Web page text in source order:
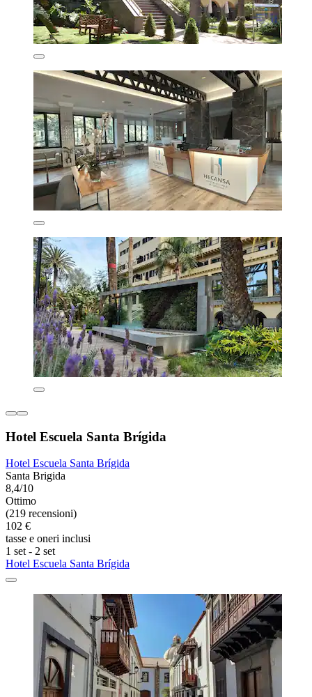
Hotel Escuela Santa Brígida
Hotel Escuela Santa Brígida
Santa Brigida
8,4/10
Ottimo
(219 recensioni)
102 €
tasse e oneri inclusi
1 set - 2 set
Hotel Escuela Santa Brígida